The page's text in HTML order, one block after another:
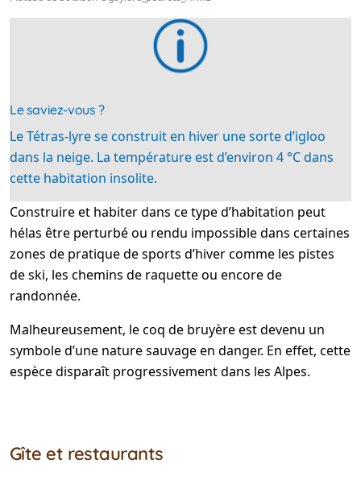
Le saviez-vous ?
Le Tétras-lyre se construit en hiver une sorte d’igloo
dans la neige. La température est d’environ 4 °C dans
cette habitation insolite.
Construire et habiter dans ce type d’habitation peut
hélas être perturbé ou rendu impossible dans certaines
zones de pratique de sports d’hiver comme les pistes
de ski, les chemins de raquette ou encore de
randonnée.
Malheureusement, le coq de bruyère est devenu un
symbole d’une nature sauvage en danger. En effet, cette
espèce disparaît progressivement dans les Alpes.
Gîte et restaurants